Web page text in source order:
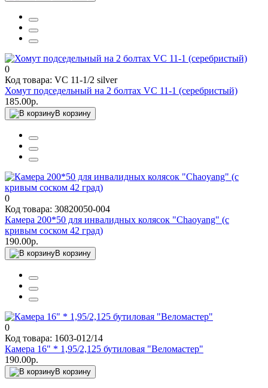
0
Код товара: VC 11-1/2 silver
Хомут подседельный на 2 болтах VC 11-1 (серебристый)
185.00р.
В корзину
0
Код товара: 30820050-004
Камера 200*50 для инвалидных колясок "Chaoyang" (с
кривым соском 42 град)
190.00р.
В корзину
0
Код товара: 1603-012/14
Камера 16" * 1,95/2,125 бутиловая "Веломастер"
190.00р.
В корзину